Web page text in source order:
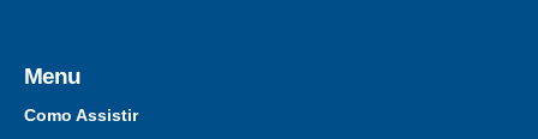
Menu
Como Assistir